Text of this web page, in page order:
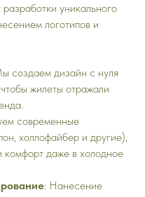
уникального
логотипов и
создаем дизайн с нуля
жилеты отражали
современные
холлофайбер и другие),
комфорт даже в холодное
: Нанесение